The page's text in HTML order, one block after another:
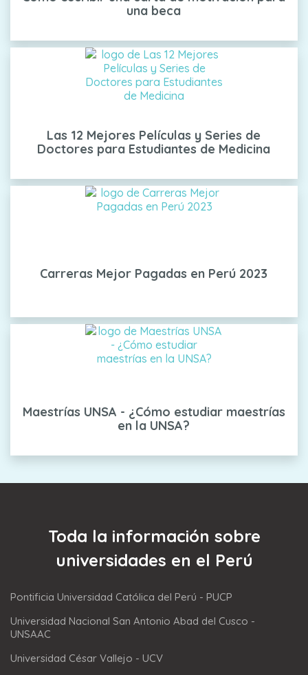
una beca
Las 12 Mejores Películas y Series de
Doctores para Estudiantes de Medicina
Carreras Mejor Pagadas en Perú 2023
Maestrías UNSA - ¿Cómo estudiar maestrías
en la UNSA?
Toda la información sobre
universidades en el Perú
Pontificia Universidad Católica del Perú - PUCP
Universidad Nacional San Antonio Abad del Cusco -
UNSAAC
Universidad César Vallejo - UCV